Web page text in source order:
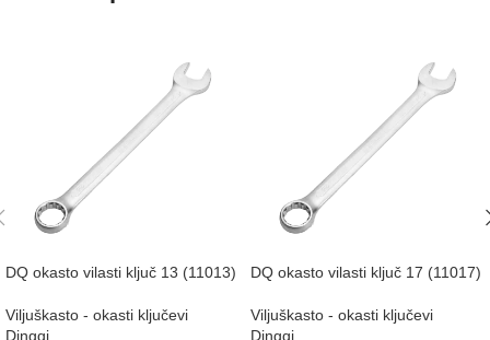
DQ okasto vilasti ključ 13 (11013)
Viljuškasto - okasti ključevi
Dingqi
DQ okasto vilasti ključ 17 (11017)
Viljuškasto - okasti ključevi
Dingqi